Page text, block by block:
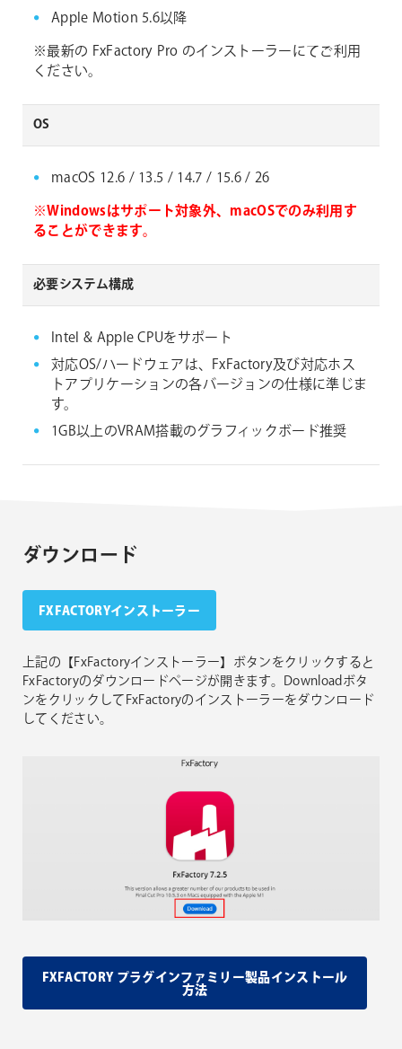
Apple Motion 5.6以降
※最新の FxFactory Pro のインストーラーにてご利用
ください。
OS
macOS 12.6 / 13.5 / 14.7 / 15.6 / 26
※Windowsはサポート対象外、macOSでのみ利用す
ることができます。
必要システム構成
Intel & Apple CPUをサポート
対応OS/ハードウェアは、FxFactory及び対応ホス
トアプリケーションの各バージョンの仕様に準じま
す。
1GB以上のVRAM搭載のグラフィックボード推奨
ダウンロード
FXFACTORYインストーラー
上記の【FxFactoryインストーラー】ボタンをクリックすると
FxFactoryのダウンロードページが開きます。Downloadボタ
ンをクリックしてFxFactoryのインストーラーをダウンロード
してください。
FXFACTORY プラグインファミリー製品インストール
方法